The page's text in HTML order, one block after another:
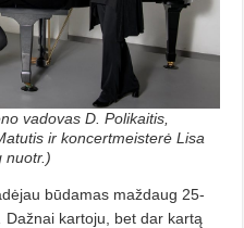
vadovas D. Polikaitis,
ir koncertmeisterė Lisa
nuotr.)
būdamas maždaug 25-
kartoju, bet dar kartą